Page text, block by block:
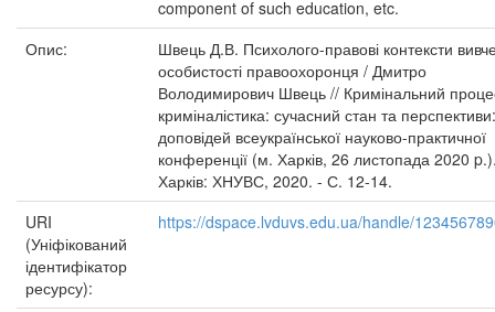
component of such education, etc.
Опис:
Швець Д.В. Психолого-правові контексти
особистості правоохоронця / Дмитро
Володимирович Швець // Кримінальний
криміналістика: сучасний стан та
доповідей всеукраїнської науково-практичної
конференції (м. Харків, 26 листопада 2020
Харків: ХНУВС, 2020. - С. 12-14.
URI
(Уніфікований
ідентифікатор
ресурсу):
https://dspace.lvduvs.edu.ua/handle/